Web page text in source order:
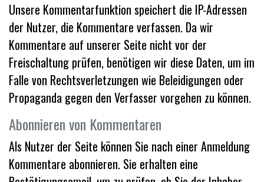
Unsere Kommentarfunktion speichert die IP-Adressen
der Nutzer, die Kommentare verfassen. Da wir
Kommentare auf unserer Seite nicht vor der
Freischaltung prüfen, benötigen wir diese Daten, um im
Falle von Rechtsverletzungen wie Beleidigungen oder
Propaganda gegen den Verfasser vorgehen zu können.
Abonnieren von Kommentaren
Als Nutzer der Seite können Sie nach einer Anmeldung
Kommentare abonnieren. Sie erhalten eine